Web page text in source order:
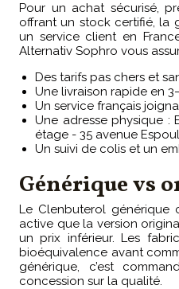
Pour un achat sécurisé,
offrant un stock certifié, la
un service client en
Alternativ Sophro vous
Des tarifs pas chers et
Une livraison rapide en
Un service français
Une adresse physique :
étage - 35 avenue
Un suivi de colis et un
Générique vs
Le Clenbuterol générique
active que la version
un prix inférieur. Les
bioéquivalence avant
générique, c’est
concession sur la qualité.